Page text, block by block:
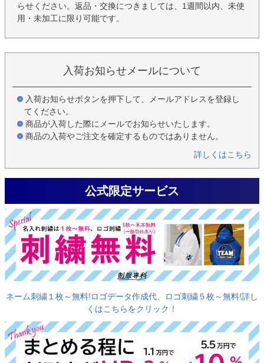
らせください。返品・交換につきましては、1週間以内、未使
用・未加工に限り可能です。
入荷お知らせメールについて
入荷お知らせボタンを押下して、メールアドレスを登録し
てください。
商品が入荷した際にメールでお知らせいたします。
商品の入荷やご注文を確定するものではありません。
詳しくはこちら
公式限定サービス
ネーム刺繍１枚～無料!ロゴデータ作成代、ロゴ刺繍５枚～無料!詳し
くはこちらをクリック！